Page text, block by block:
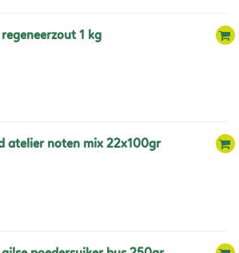
regeneerzout 1 kg
atelier noten mix 22x100gr